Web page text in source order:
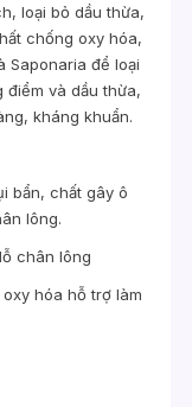
loại bỏ dầu thừa,
chống oxy hóa,
Saponaria để loại
điểm và dầu thừa,
kháng khuẩn.
bẩn, chất gây ô
lông.
chân lông
hóa hỗ trợ làm